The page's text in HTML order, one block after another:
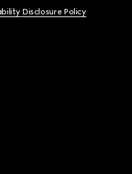
Disclosure Policy